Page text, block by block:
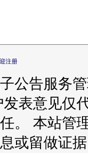
注册
公告服务
表意见仅
。 本站管
或留做证